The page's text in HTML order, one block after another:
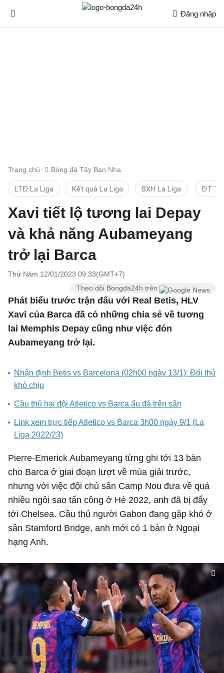
Đăng nhập
Trang chủ Bóng đá Tây Ban Nha
LTĐ La Liga Kết quả La Liga BXH La Liga ĐT
Xavi tiết lộ tương lai Depay
và khả năng Aubameyang
trở lại Barca
Thứ Năm 12/01/2023 09:33(GMT+7)
Theo dõi Bongda24h trên
Phát biểu trước trận đấu với Real Betis, HLV
Xavi của Barca đã có những chia sẻ về tương
lai Memphis Depay cũng như việc đón
Aubameyang trở lại.
Nhận định Betis vs Barcelona (02h00 ngày 13/1): Đối thủ
khó chịu
Cầu thủ hai đội Atletico vs Barca ẩu đả trên sân
Link xem trực tiếp Atletico vs Barca 3h00 ngày 9/1 (La
Liga 2022/23)
Pierre-Emerick Aubameyang từng ghi tới 13 bàn
cho Barca ở giai đoạn lượt về mùa giải trước,
nhưng với việc đội chủ sân Camp Nou đưa về quá
nhiều ngôi sao tấn công ở Hè 2022, anh đã bị đẩy
tới Chelsea. Cầu thủ người Gabon đang gặp khó ở
sân Stamford Bridge, anh mới có 1 bàn ở Ngoại
hạng Anh.